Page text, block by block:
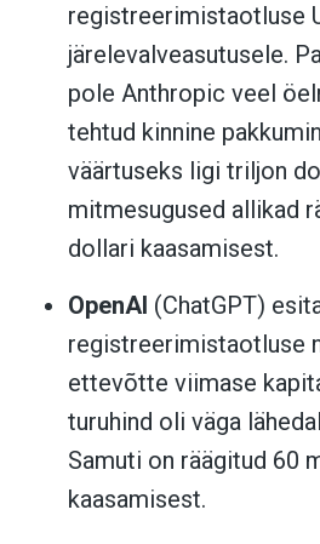
registreerimistaotluse
järelevalveasutusele.
pole Anthropic veel
tehtud kinnine
väärtuseks ligi triljon
mitmesugused allikad
dollari kaasamisest.
OpenAI (ChatGPT)
registreerimistaotluse
ettevõtte viimase
turuhind oli väga
Samuti on räägitud 60
kaasamisest.